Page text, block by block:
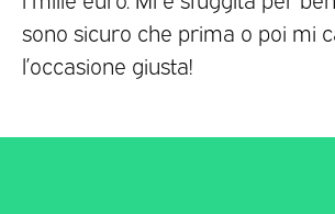
sono sicuro che prima o poi mi
l’occasione giusta!